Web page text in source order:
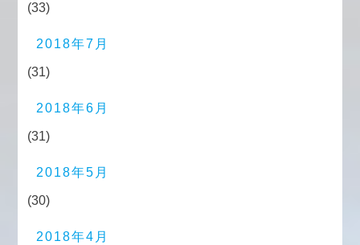
(33)
2018年7月
(31)
2018年6月
(31)
2018年5月
(30)
2018年4月